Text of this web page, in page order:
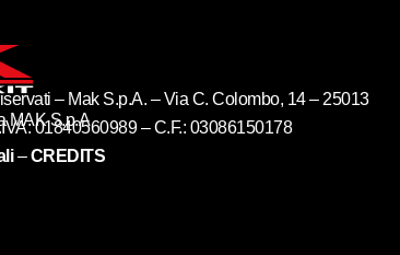
MAK S.p.A
– Mak S.p.A. – Via C. Colombo, 14 – 25013
01840560989 – C.F.: 03086150178
–CREDITS